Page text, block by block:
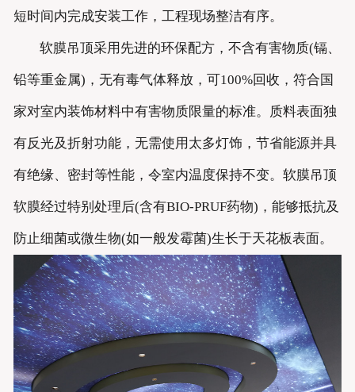
短时间内完成安装工作，工程现场整洁有序。
软膜吊顶采用先进的环保配方，不含有害物质(镉、
铅等重金属)，无有毒气体释放，可100%回收，符合国
家对室内装饰材料中有害物质限量的标准。质料表面独
有反光及折射功能，无需使用太多灯饰，节省能源并具
有绝缘、密封等性能，令室内温度保持不变。软膜吊顶
软膜经过特别处理后(含有BIO-PRUF药物)，能够抵抗及
防止细菌或微生物(如一般发霉菌)生长于天花板表面。